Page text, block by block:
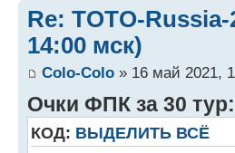
Re: TOTO-
14:00 мск)
Colo-Colo » 16 май 2021,
Очки ФПК за 30 тур:
КОД: ВЫДЕЛИТЬ ВСЁ